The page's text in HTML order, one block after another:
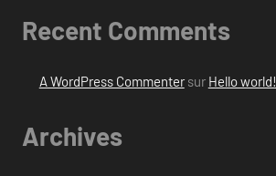
Recent Comments
A WordPress Commentersur Hello world!
Archives